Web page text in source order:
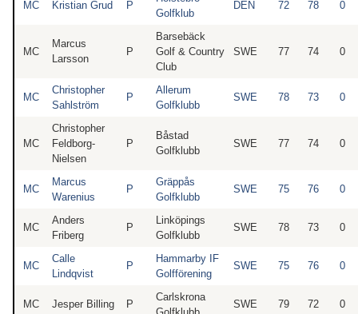
MC Kristian Grud P
Golfklub
DEN 72 78 0
MC
Marcus
Larsson
P
Barsebäck
Golf & Country
Club
SWE 77 74 0
MC
Christopher
Sahlström
P
Allerum
Golfklubb
SWE 78 73 0
MC
Christopher
Feldborg-
Nielsen
P
Båstad
Golfklubb
SWE 77 74 0
MC
Marcus
Warenius
P
Gräppås
Golfklubb
SWE 75 76 0
MC
Anders
Friberg
P
Linköpings
Golfklubb
SWE 78 73 0
MC
Calle
Lindqvist
P
Hammarby IF
Golfförening
SWE 75 76 0
MC Jesper Billing P
Carlskrona
SWE 79 72 0